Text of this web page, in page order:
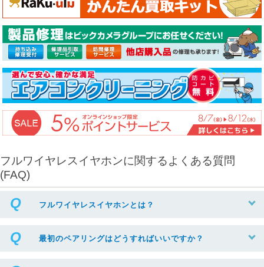
フルワイヤレスイヤホンに関するよくある質問
(FAQ)
フルワイヤレスイヤホンとは？
最初のペアリングはどうすればいいですか？